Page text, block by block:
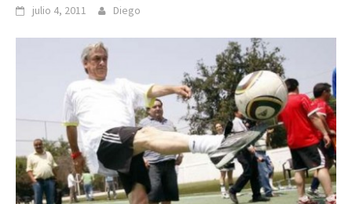
julio 4, 2011 Diego